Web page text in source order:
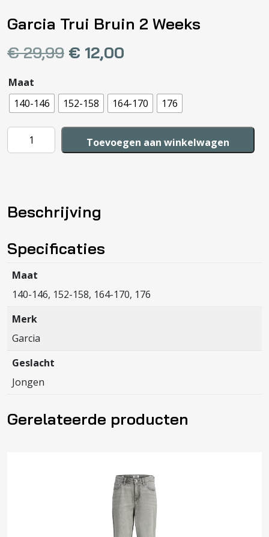
Garcia Trui Bruin 2 Weeks
€29,99 € 12,00
Maat
140-146
152-158 164-170 176
Garcia
Trui
aantal
Toevoegen aan winkelwagen
Beschrijving
Specificaties
Maat
140-146, 152-158, 164-170, 176
Merk
Garcia
Geslacht
Jongen
Gerelateerde producten